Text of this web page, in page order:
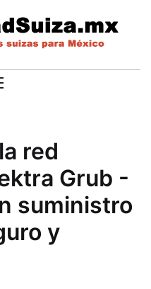
red
Grub -
suministro
y